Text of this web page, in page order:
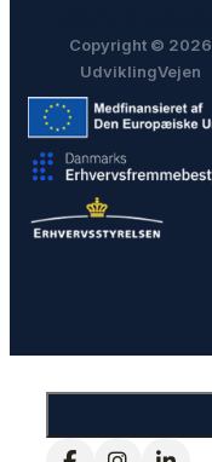
Copyright © 2026
UdviklingVejen